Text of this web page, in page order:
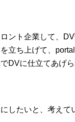
ント企業して、
立ち上げて、portal
DVに仕立てあげ
したいと、考えて